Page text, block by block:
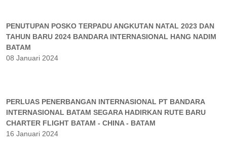
PENUTUPAN POSKO TERPADU ANGKUTAN NATAL 2023 DAN
TAHUN BARU 2024 BANDARA INTERNASIONAL HANG NADIM
BATAM
08 Januari 2024
PERLUAS PENERBANGAN INTERNASIONAL PT BANDARA
INTERNASIONAL BATAM SEGARA HADIRKAN RUTE BARU
CHARTER FLIGHT BATAM - CHINA - BATAM
16 Januari 2024